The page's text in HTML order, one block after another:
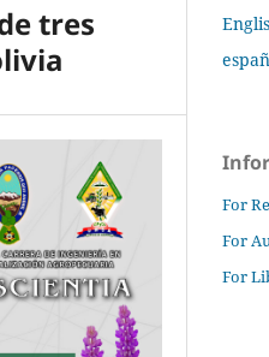
tres
For
For
For